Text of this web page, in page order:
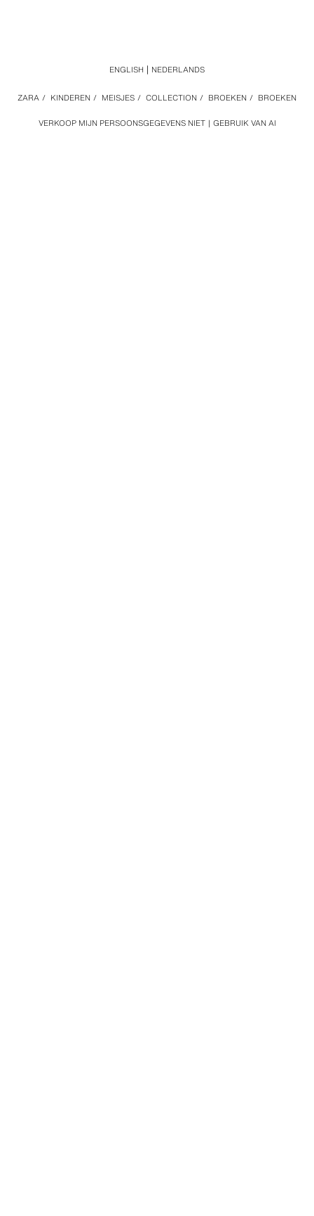
VERKOOP MIJN PERSOONSGEGEVENS NIET GEBRUIK VAN AI
ZARA / KINDEREN / MEISJES / COLLECTION / BROEKEN / BROEKEN
ENGLISH NEDERLANDS